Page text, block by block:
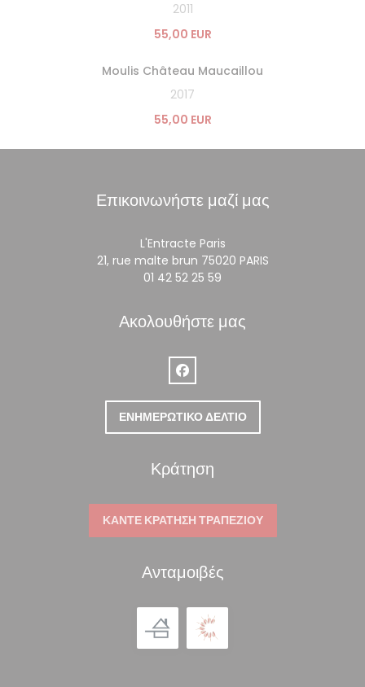
2011
55,00 EUR
Moulis Château Maucaillou
2017
55,00 EUR
Επικοινωνήστε μαζί μας
L'Entracte Paris
21, rue malte brun 75020 PARIS((ανοίγει σε νέο
01 42 52 25 59
Ακολουθήστε μας
Facebook ((ανοίγει σε νέο
ΕΝΗΜΕΡΩΤΙΚΌ ΔΕΛΤΊΟ
Κράτηση
ΚΆΝΤΕ ΚΡΆΤΗΣΗ ΤΡΑΠΕΖΙΟΎ
Ανταμοιβές